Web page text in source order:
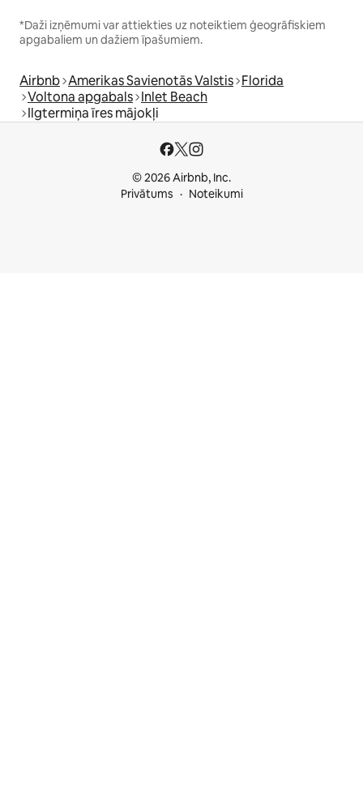
*Daži izņēmumi var attiekties uz noteiktiem ģeogrāfiskiem
apgabaliem un dažiem īpašumiem.
Airbnb Amerikas Savienotās Valstis Florida
Voltona apgabals Inlet Beach
Ilgtermiņa īres mājokļi
© 2026 Airbnb, Inc.
Privātums
Noteikumi